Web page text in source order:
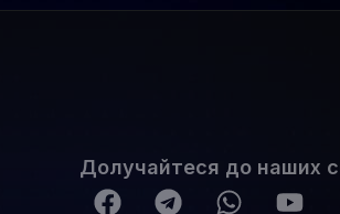
Долучайтеся до наших